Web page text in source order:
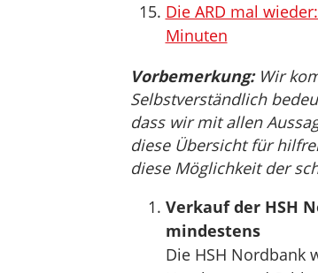
Die ARD mal
Minuten
Vorbemerkung:Wir
Selbstverständlich
dass wir mit allen
diese Übersicht für
diese Möglichkeit der
Verkauf der HSH
mindestens
Die HSH Nordbank